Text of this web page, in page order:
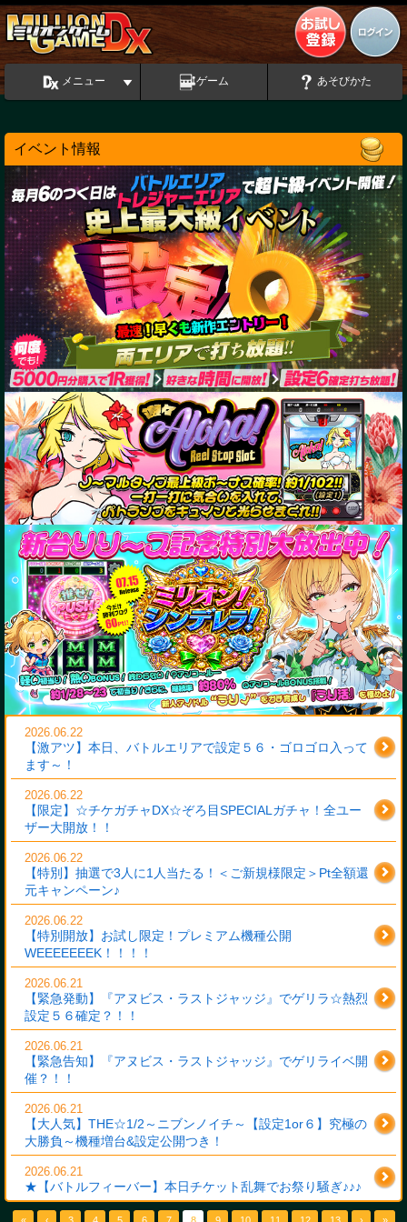
メニュー ゲーム あそびかた
イベント情報
2026.06.22
【激アツ】本日、バトルエリアで設定５６・ゴロゴロ入って
ます～！
2026.06.22
【限定】☆チケガチャDX☆ぞろ目SPECIALガチャ！全ユー
ザー大開放！！
2026.06.22
【特別】抽選で3人に1人当たる！＜ご新規様限定＞Pt全額還
元キャンペーン♪
2026.06.22
【特別開放】お試し限定！プレミアム機種公開
WEEEEEEEK！！！！
2026.06.21
【緊急発動】『アヌビス・ラストジャッジ』でゲリラ☆熱烈
設定５６確定？！！
2026.06.21
【緊急告知】『アヌビス・ラストジャッジ』でゲリライベ開
催？！！
2026.06.21
【大人気】THE☆1/2～ニブンノイチ～【設定1or６】究極の
大勝負～機種増台&設定公開つき！
2026.06.21
★【バトルフィーバー】本日チケット乱舞でお祭り騒ぎ♪♪♪